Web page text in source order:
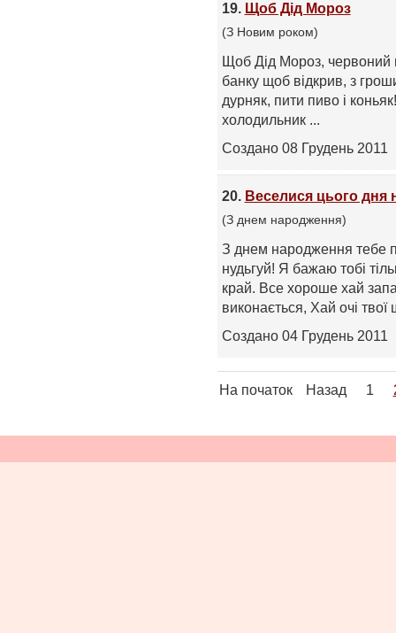
19. Щоб Дід Мороз
(З Новим роком)
Щоб Дід Мороз, червоний
банку щоб відкрив, з
дурняк, пити пиво і
холодильник ...
Создано 08 Грудень 2011
20. Веселися цього дня
(З днем народження)
З днем народження тебе
нудьгуй! Я бажаю тобі
край. Все хороше хай
виконається, Хай очі твої
Создано 04 Грудень 2011
На початок Назад 1